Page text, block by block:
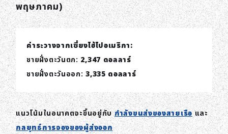
พฤษภาคม)
ค่าระวางจากเซี่ยงไฮ้ไปอเมริกา:
ชายฝั่งตะวันตก: 2,347 ดอลลาร์
ชายฝั่งตะวันออก:3,335 ดอลลาร์
แนวโน้มในอนาคตจะขึ้นอยู่กับกำลังขนส่งของสายเรือและ
กลยุทธ์การจองของผู้ส่งออก